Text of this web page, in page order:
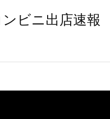
ビニ出店速報